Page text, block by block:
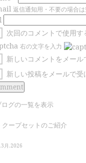
返信通知用・不要の場合は
次回のコメントで使用
右の文字を入力
新しいコメントをメール
新しい投稿をメールで受
ログの一覧を表示
クープセットのご紹介
月.2026